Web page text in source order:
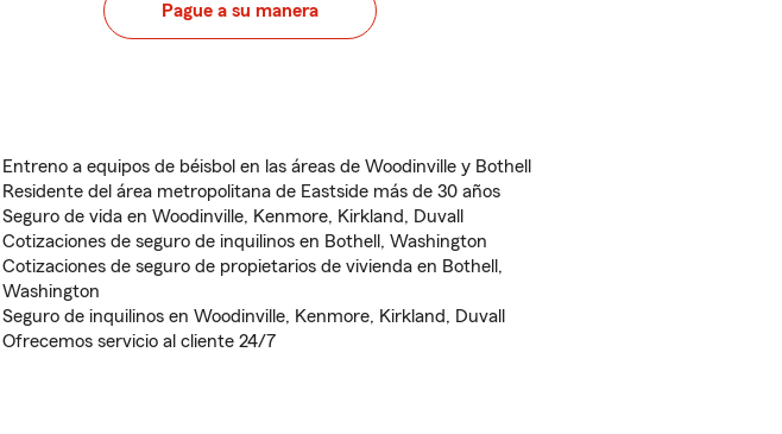
Pague a su manera
Entreno a equipos de béisbol en las áreas de Woodinville y Bothell
Residente del área metropolitana de Eastside más de 30 años
Seguro de vida en Woodinville, Kenmore, Kirkland, Duvall
Cotizaciones de seguro de inquilinos en Bothell, Washington
Cotizaciones de seguro de propietarios de vivienda en Bothell,
Washington
Seguro de inquilinos en Woodinville, Kenmore, Kirkland, Duvall
Ofrecemos servicio al cliente 24/7